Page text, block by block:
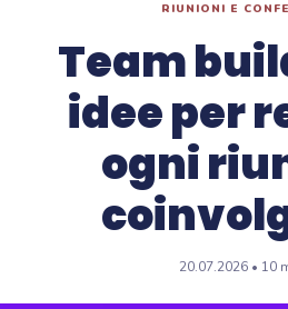
RIUNIONI E
Team
idee per
ogni
20.07.2026 • 10